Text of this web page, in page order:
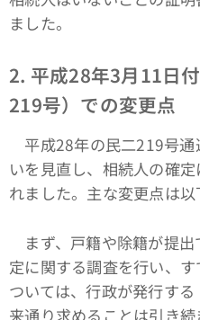
ました。
2. 平成28年3月11日
219号）での変更点
平成28年の民二219号通
いを見直し、相続人の確
れました。主な変更点は以
まず、戸籍や除籍が提
定に関する調査を行い、
ついては、行政が発行す
来通り求めることは引き続